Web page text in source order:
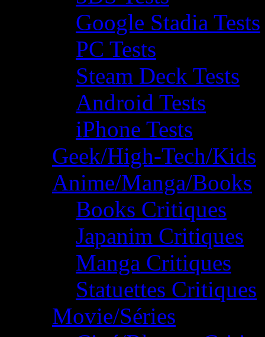
Google Stadia Tests
PC Tests
Steam Deck Tests
Android Tests
iPhone Tests
Geek/High-Tech/Kids
Anime/Manga/Books
Books Critiques
Japanim Critiques
Manga Critiques
Statuettes Critiques
Movie/Séries